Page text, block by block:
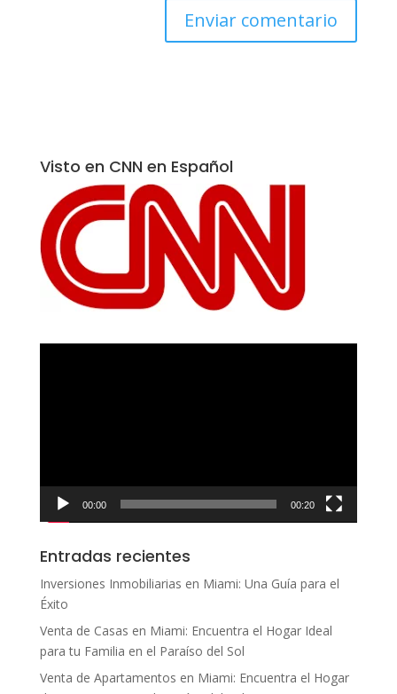
Visto en CNN en Español
00:00 00:20
Entradas recientes
Inversiones Inmobiliarias en Miami: Una Guía para el
Éxito
Venta de Casas en Miami: Encuentra el Hogar Ideal
para tu Familia en el Paraíso del Sol
Venta de Apartamentos en Miami: Encuentra el Hogar